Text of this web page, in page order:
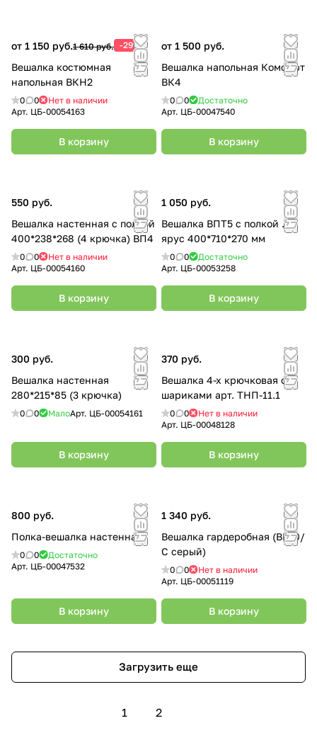
от 1 150 руб.1 610 руб. -29%
Вешалка костюмная
напольная ВКН2
0 0
Нет в наличии
Арт. ЦБ-00054163
В корзину
от 1 500 руб.
Вешалка напольная Комфорт
ВК4
0 0
Достаточно
Арт. ЦБ-00047540
В корзину
550 руб.
Вешалка настенная с полкой
400*238*268 (4 крючка) ВП4
0 0
Нет в наличии
Арт. ЦБ-00054160
В корзину
1 050 руб.
Вешалка ВПТ5 с полкой .2-х
ярус 400*710*270 мм
0 0
Достаточно
Арт. ЦБ-00053258
В корзину
300 руб.
Вешалка настенная
280*215*85 (3 крючка)
0 0 МалоАрт. ЦБ-00054161
В корзину
370 руб.
Вешалка 4-х крючковая о. с
шариками арт. ТНП-11.1
0 0
Нет в наличии
Арт. ЦБ-00048128
В корзину
800 руб.
Полка-вешалка настенная
0 0
Достаточно
Арт. ЦБ-00047532
В корзину
1 340 руб.
Вешалка гардеробная (ВГ90/
С серый)
0 0
Нет в наличии
Арт. ЦБ-00051119
В корзину
Загрузить еще
1 2